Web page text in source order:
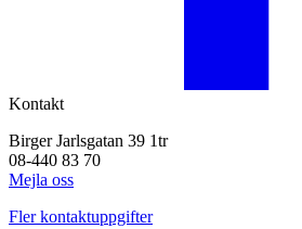
Kontakt
Birger Jarlsgatan 39 1tr
08-440 83 70
Mejla oss
Fler kontaktuppgifter